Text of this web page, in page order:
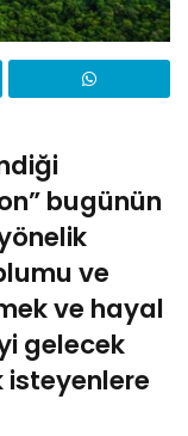
bugünün
ve
ve hayal
gelecek